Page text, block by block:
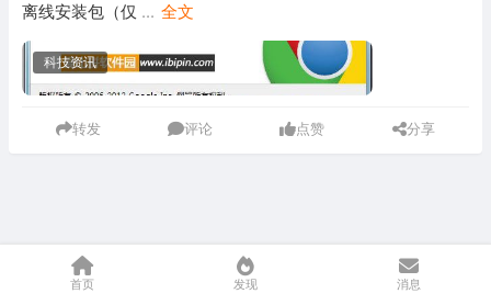
首页 发现 消息
离线安装包（仅 ... 全文
科技资讯
转发 评论 点赞 分享